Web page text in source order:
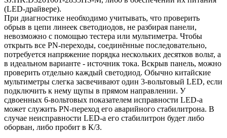
(LED-драйвере).
При диагностике необходимо учитывать, что проверить
обрыв в цепи линеек светодиодов, не разбирая панели,
невозможно с помощью тестера или мультиметра. Чтобы
открыть все PN-переходы, соединённые последовательно,
потребуется напряжение порядка нескольких десятков вольт, а
в идеальном варианте - источник тока. Вскрыв панель, можно
проверить отдельно каждый светодиод. Обычно китайские
мультиметры слегка засвечивают один 3-вольтовый LED, если
подключить к нему щупы в прямом направлении. У
сдвоенных 6-вольтовых показателем исправности LED-а
может служить PN-переход его аварийного стабилитрона. В
случае неисправности LED-а его стабилитрон будет либо
оборван, либо пробит в К/З.